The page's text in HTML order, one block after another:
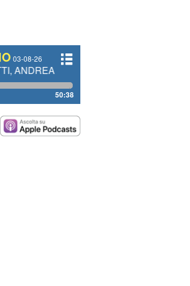
03-08-26
FILIPPO FIORELLI
50:38